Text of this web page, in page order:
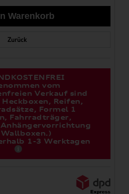
Zurück
vom
Verkauf sind
Heckboxen, Reifen,
Formel 1
Fahrradträger,
1-3 Werktagen